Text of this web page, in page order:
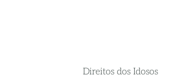
Direitos dos Idosos